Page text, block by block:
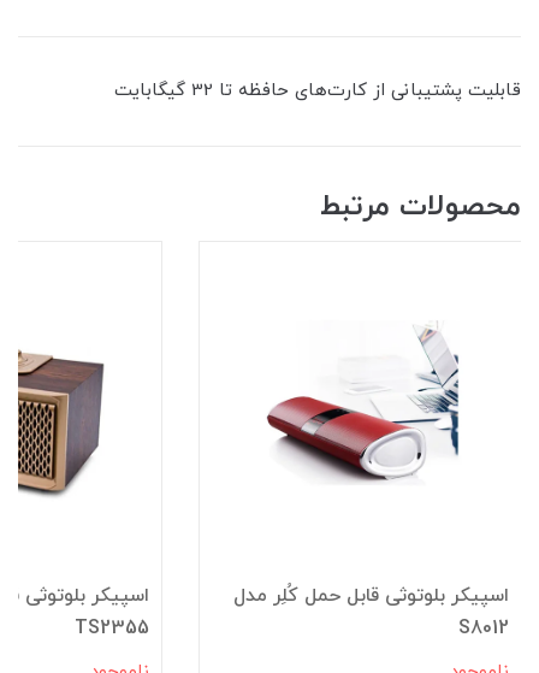
قابلیت پشتیبانی از کارت‌های حافظه تا 32 گیگابایت
محصولات مرتبط
اسپیکر بلوتوثی قابل حمل کُلِر مدل
S8012
اسپیکر بلوتوثی
TS2355